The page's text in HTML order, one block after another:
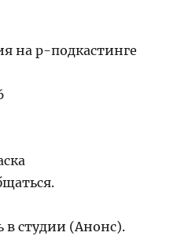
на р-подкастинге
в студии (Анонс).